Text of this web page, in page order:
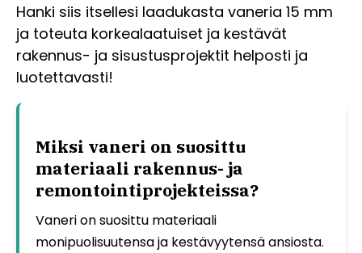
Hanki siis itsellesi laadukasta vaneria 15 mm
ja toteuta korkealaatuiset ja kestävät
rakennus- ja sisustusprojektit helposti ja
luotettavasti!
Miksi vaneri on suosittu
materiaali rakennus- ja
remontointiprojekteissa?
Vaneri on suosittu materiaali
monipuolisuutensa ja kestävyytensä ansiosta.